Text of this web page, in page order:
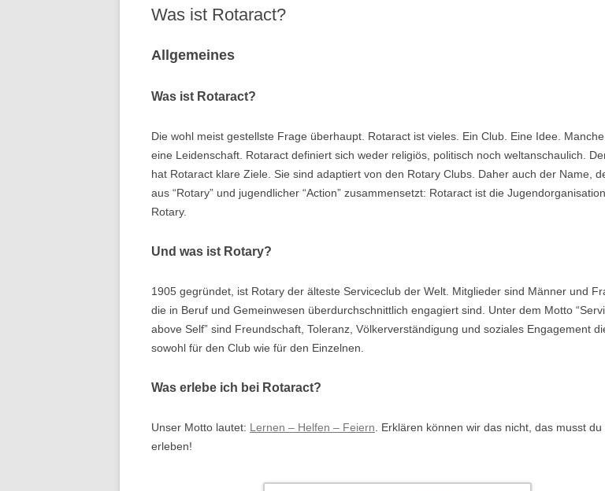
Was ist Rotaract?
Allgemeines
Was ist Rotaract?
Die wohl meist gestellste Frage überhaupt. Rotaract ist vieles. Ein Club. Eine Idee. Manche
eine Leidenschaft. Rotaract definiert sich weder religiös, politisch noch weltanschaulich.
hat Rotaract klare Ziele. Sie sind adaptiert von den Rotary Clubs. Daher auch der Name,
aus “Rotary” und jugendlicher “Action” zusammensetzt: Rotaract ist die
Rotary.
Und was ist Rotary?
1905 gegründet, ist Rotary der älteste Serviceclub der Welt. Mitglieder sind Männer und
die in Beruf und Gemeinwesen überdurchschnittlich engagiert sind. Unter dem Motto
above Self” sind Freundschaft, Toleranz, Völkerverständigung und soziales Engagement
sowohl für den Club wie für den Einzelnen.
Was erlebe ich bei Rotaract?
Unser Motto lautet: Lernen – Helfen – Feiern . Erklären können wir das nicht, das musst du
erleben!